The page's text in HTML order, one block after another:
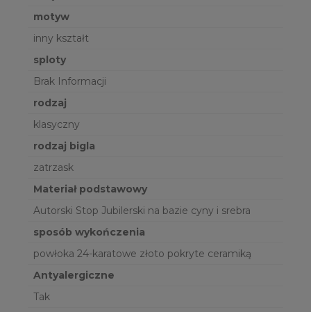
motyw
inny kształt
sploty
Brak Informacji
rodzaj
klasyczny
rodzaj bigla
zatrzask
Materiał podstawowy
Autorski Stop Jubilerski na bazie cyny i srebra
sposób wykończenia
powłoka 24-karatowe złoto pokryte ceramiką
Antyalergiczne
Tak